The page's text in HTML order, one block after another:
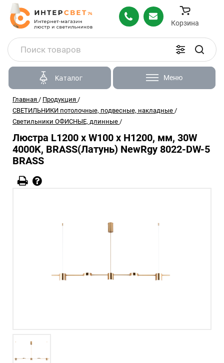
Корзина
Каталог Меню
Главная / Продукция /
СВЕТИЛЬНИКИ потолочные, подвесные, накладные /
Светильники ОФИСНЫЕ, длинные /
Люстра L1200 x W100 x H1200, мм, 30W
4000K, BRASS(Латунь) NewRgy 8022-DW-5
BRASS